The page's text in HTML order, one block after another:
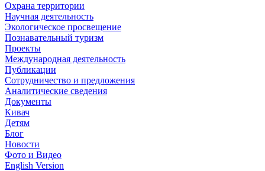
Охрана территории
Научная деятельность
Экологическое просвещение
Познавательный туризм
Проекты
Международная деятельность
Публикации
Сотрудничество и предложения
Аналитические сведения
Документы
Кивач
Детям
Блог
Новости
Фото и Видео
English Version